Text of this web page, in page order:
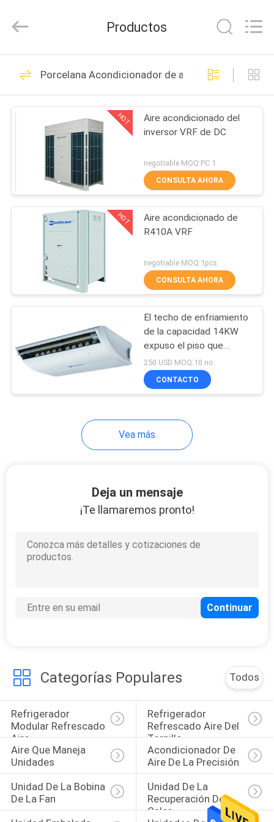
HOGAR
PRODUCTOS
SOBRE
NOSOTROS
VIAJE
FÁBRICA
CONTROL
CALIDAD
CONTACTO
COMPANY
SITIO
PRIVACY
POLICY
Refrigeration
All
Reserved.
Refrigerador
modular refrescado
aire
40
Refrigerador
refrescado aire del
tornillo
35
Aire que maneja
unidades
25
acondicionador de
aire de la precisión
Unidad de la bobina
unidad de la
recuperación de
calor
10
Productos
Porcelana Acondicionador de aire de VRF
HOT
Aire acondicionado del
inversor VRF de DC
negotiable MOQ:PC 1
CONSULTA AHORA
HOT
Aire acondicionado de
R410A VRF
negotiable MOQ:1pcs
CONSULTA AHORA
El techo de enfriamiento
de la capacidad 14KW
expuso el piso que
colocaba la unidad
interior de VRF
250 USD MOQ:10 no.
CONTACTO
Vea más
Deja un mensaje
¡Te llamaremos pronto!
Categorías Populares Todos
Refrigerador
Modular Refrescado
Aire
Refrigerador
Refrescado Aire Del
Tornillo
Aire Que Maneja
Unidades
Acondicionador De
Aire De La Precisión
Unidad De La Bobina
De La Fan
Unidad De La
Recuperación De
Calor